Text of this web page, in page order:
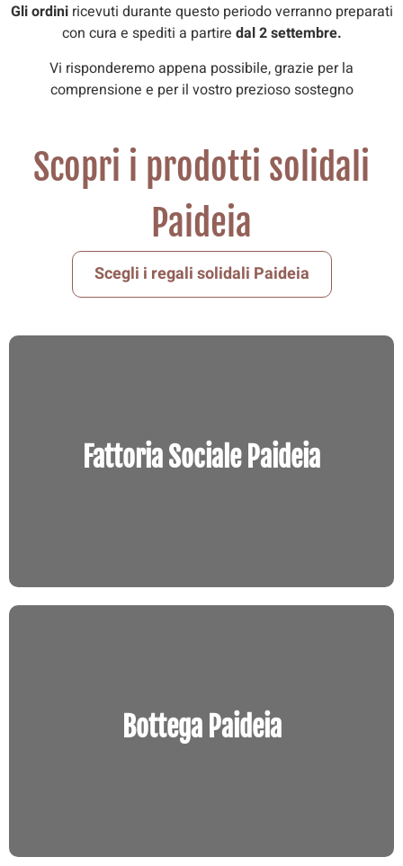
Gli ordiniricevuti durante questo periodo verranno preparati
con cura e spediti a partire dal 2 settembre.
Vi risponderemo appena possibile, grazie per la
comprensione e per il vostro prezioso sostegno
Scopri i prodotti solidali
Paideia
Scegli i regali solidali Paideia
Fattoria Sociale Paideia
Ogni prodotto è frutto di un lavoro attento
che unisce tradizione, qualità e solidarietà.
Bottega Paideia
Un luogo speciale dove trovare idee regalo
solidali, frutto di una selezione attenta.